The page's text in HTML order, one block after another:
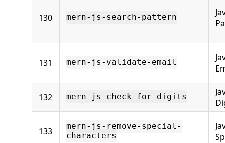
130 mern-js-search-pattern
131 mern-js-validate-email
132 mern-js-check-for-digits
133
mern-js-remove-special-
characters